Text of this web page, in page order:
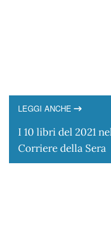
LEGGI ANCHE
I 10 libri del 2021
Corriere della Sera